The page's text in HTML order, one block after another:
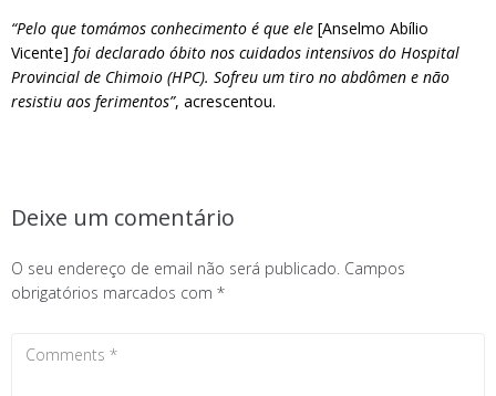
“Pelo que tomámos conhecimento é que ele [Anselmo Abílio
Vicente] foi declarado óbito nos cuidados intensivos do Hospital
Provincial de Chimoio (HPC). Sofreu um tiro no abdômen e não
resistiu aos ferimentos”, acrescentou.
Deixe um comentário
O seu endereço de email não será publicado. Campos
obrigatórios marcados com *